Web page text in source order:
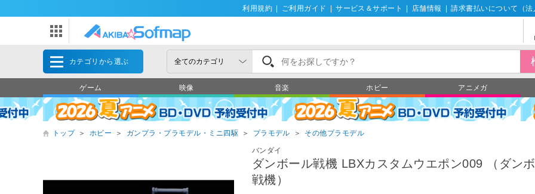
利用規約 ご利用ガイド サービス＆サポート 店舗情報 請求書払いについて（法
カテゴリから選ぶ
ゲーム 映像 音楽 ホビー アニメガ
トップ ＞ ホビー ＞ ガンプラ・プラモデル・ミニ四駆 ＞ プラモデル ＞ その他プラモデル
バンダイ
ダンボール戦機 LBXカスタムウエポン009 （ダン
戦機）